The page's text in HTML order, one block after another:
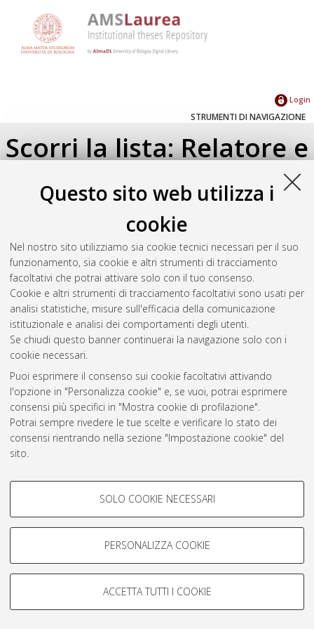
Questo sito web utilizza i
cookie
Nel nostro sito utilizziamo sia cookie tecnici necessari per il suo
funzionamento, sia cookie e altri strumenti di tracciamento
facoltativi che potrai attivare solo con il tuo consenso.
Cookie e altri strumenti di tracciamento facoltativi sono usati per
analisi statistiche, misure sull'efficacia della comunicazione
istituzionale e analisi dei comportamenti degli utenti.
Se chiudi questo banner continuerai la navigazione solo con i
cookie necessari.
Puoi esprimere il consenso sui cookie facoltativi attivando
l'opzione in "Personalizza cookie" e, se vuoi, potrai esprimere
consensi più specifici in "Mostra cookie di profilazione".
Potrai sempre rivedere le tue scelte e verificare lo stato dei
consensi rientrando nella sezione "Impostazione cookie" del
sito.
COOKIE DI PROFILAZIONE -
Si tratta di cookie utilizzati per analizzare le caratteristiche della
navigazione degli utenti, creare profili in base al loro comportamento
Mostra cookie di profilazione
COOKIE TECNICI - NECESSARI
SOLO COOKIE NECESSARI
PERSONALIZZA COOKIE
ACCETTA TUTTI I COOKIE
Login
STRUMENTI DI NAVIGAZIONE
Scorri la lista: Relatore e
Correlatore
Seleziona un valore dall'elenco sottostante.
2017(1)
Atom
Rss 1.0
Rss 2.0
AMS Laurea
Servizio implementato e gestito da AlmaDL
Impostazioni Cookie
© ALMA MATER STUDIORUM - Università di Bologna, 2007-2026.